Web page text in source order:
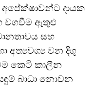
දායක
වගවීම ඇතුළු
සහ
අත්‍යවශ්‍ය වන දිගු
කෙටි කාලීන
බාධා නොවන